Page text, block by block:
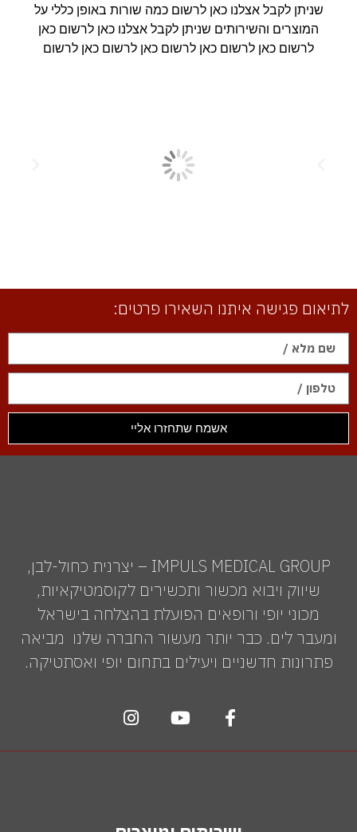
שניתן לקבל אצלנו כאן לרשום כמה שורות באופן כללי על
המוצרים והשירותים שניתן לקבל אצלנו כאן לרשום כאן
לרשום כאן לרשום כאן לרשום כאן לרשום כאן לרשום
לתיאום פגישה איתנו השאירו פרטים:
אשמח שתחזרו אליי
IMPULS MEDICAL GROUP – יצרנית כחול-לבן,
שיווק ויבוא מכשור ותכשירים לקוסמטיקאיות,
מכוני יופי ורופאים הפועלת בהצלחה בישראל
ומעבר לים. כבר יותר מעשור החברה שלנו מביאה
פתרונות חדשניים ויעילים בתחום יופי ואסתטיקה.